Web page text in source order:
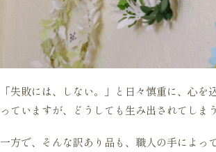
「失敗には、しない。」と日々慎重に、心を
っていますが、どうしても生み出されてしまう
一方で、そんな訳あり品も、職人の手によっ